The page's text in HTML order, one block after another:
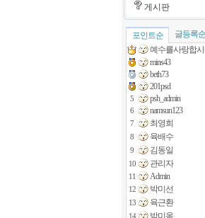
게시판
포인트순 글등록순
예수를사랑합
mins43
beth73
201psd
5 psh_admin
6 namsun123
7 최영희
8 육배수
9 김동일
10 관리자
11 Admin
12 박미선
13 육근환
14 박미옥